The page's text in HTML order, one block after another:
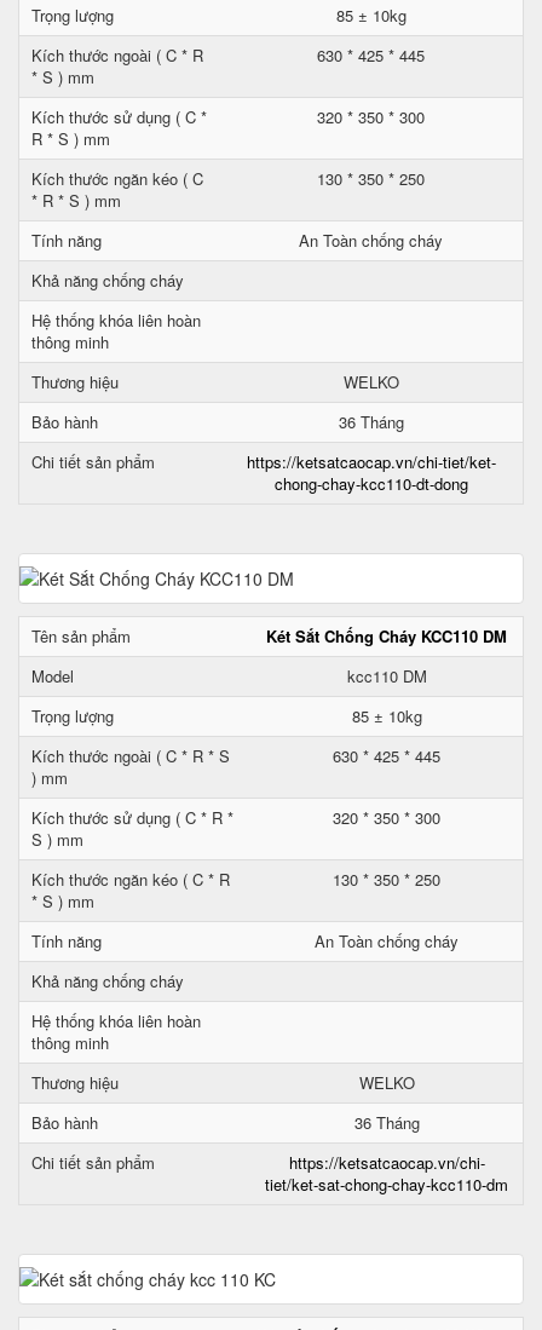
Trọng lượng
85 ± 10kg
Kích thước ngoài ( C * R
* S ) mm
630 * 425 * 445
Kích thước sử dụng ( C *
R * S ) mm
320 * 350 * 300
Kích thước ngăn kéo ( C
* R * S ) mm
130 * 350 * 250
Tính năng
An Toàn chống cháy
Khả năng chống cháy
Hệ thống khóa liên hoàn
thông minh
Thương hiệu
WELKO
Bảo hành
36 Tháng
Chi tiết sản phẩm
https://ketsatcaocap.vn/chi-tiet/ket-
chong-chay-kcc110-dt-dong
Tên sản phẩm
Két Sắt Chống Cháy KCC110 DM
Model
kcc110 DM
Trọng lượng
85 ± 10kg
Kích thước ngoài ( C * R * S
) mm
630 * 425 * 445
Kích thước sử dụng ( C * R *
S ) mm
320 * 350 * 300
Kích thước ngăn kéo ( C * R
* S ) mm
130 * 350 * 250
Tính năng
An Toàn chống cháy
Khả năng chống cháy
Hệ thống khóa liên hoàn
thông minh
Thương hiệu
WELKO
Bảo hành
36 Tháng
Chi tiết sản phẩm
https://ketsatcaocap.vn/chi-
tiet/ket-sat-chong-chay-kcc110-dm